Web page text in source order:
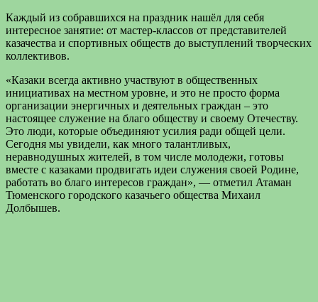
Каждый из собравшихся на праздник нашёл для себя
интересное занятие: от мастер-классов от представителей
казачества и спортивных обществ до выступлений творческих
коллективов.
«Казаки всегда активно участвуют в общественных
инициативах на местном уровне, и это не просто форма
организации энергичных и деятельных граждан – это
настоящее служение на благо обществу и своему Отечеству.
Это люди, которые объединяют усилия ради общей цели.
Сегодня мы увидели, как много талантливых,
неравнодушных жителей, в том числе молодежи, готовы
вместе с казаками продвигать идеи служения своей Родине,
работать во благо интересов граждан», — отметил Атаман
Тюменского городского казачьего общества Михаил
Долбышев.